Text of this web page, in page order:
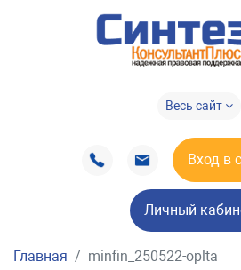
Весь сайт
Вход в
Личный
Главная minfin_250522-oplta